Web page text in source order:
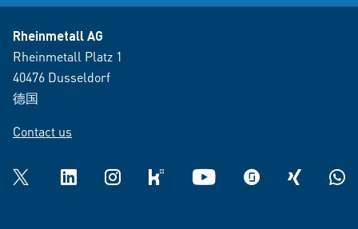
Rheinmetall AG
Rheinmetall Platz 1
40476 Dusseldorf
德国
Contact us
Twitter LinkedInInstagramkununu YouTube glassdoorXING